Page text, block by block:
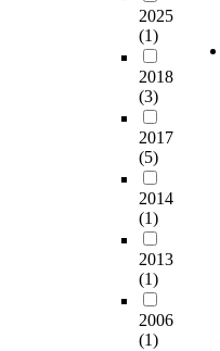
2025
(1)
2018
(3)
2017
(5)
2014
(1)
2013
(1)
2006
(1)